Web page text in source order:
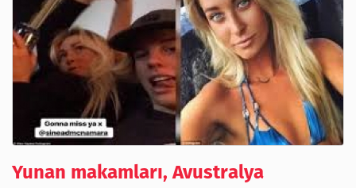
Yunan makamları, Avustralya